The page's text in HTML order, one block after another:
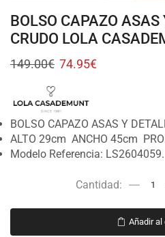
BOLSO CAPAZO ASAS
CRUDO LOLA
149.00€ 74.95€
BOLSO CAPAZO ASAS Y
ALTO 29cm ANCHO 45cm
Modelo Referencia: LS2604059.
Añadir al